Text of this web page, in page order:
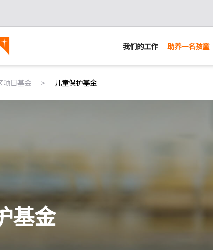
我们的工作 助养一名孩童
项目基金 > 儿童保护基金
基金